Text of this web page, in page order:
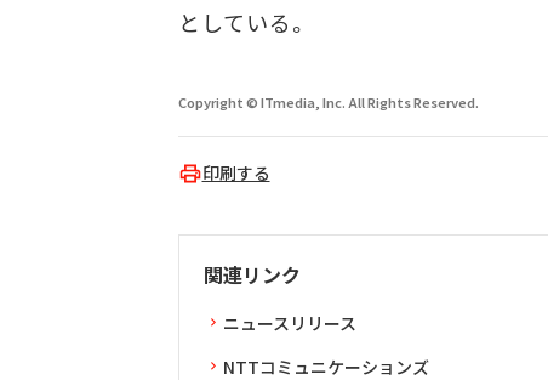
としている。
Copyright © ITmedia, Inc. All Rights Reserved.
印刷する
関連リンク
ニュースリリース
NTTコミュニケーションズ